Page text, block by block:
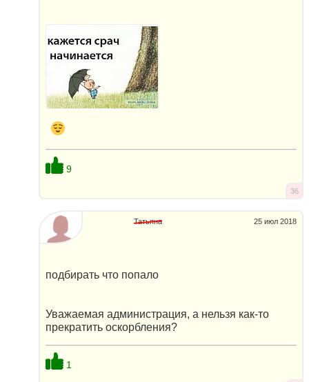
9
36
25 июл 2018
Татьяна
подбирать что попало
Уважаемая администрация, а нельзя как-то
прекратить оскорбления?
1